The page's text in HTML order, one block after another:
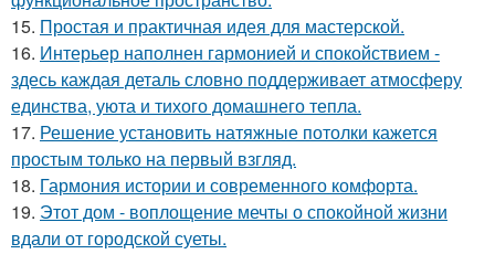
15. Простая и практичная идея для мастерской.
16. Интерьер наполнен гармонией и спокойствием -
здесь каждая деталь словно поддерживает атмосферу
единства, уюта и тихого домашнего тепла.
17. Решение установить натяжные потолки кажется
простым только на первый взгляд.
18. Гармония истории и современного комфорта.
19. Этот дом - воплощение мечты о спокойной жизни
вдали от городской суеты.